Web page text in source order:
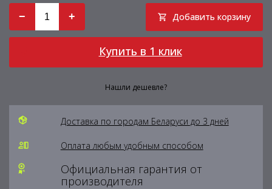
− + Добавить корзину
Купить в 1 клик
Нашли дешевле?
Доставка по городам Беларуси до 3 дней
Оплата любым удобным способом
Официальная гарантия от
производителя